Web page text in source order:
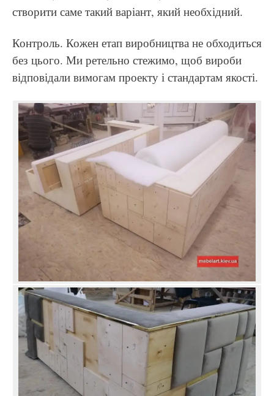
створити саме такий варіант, який необхідний.
Контроль. Кожен етап виробництва не обходиться
без цього. Ми ретельно стежимо, щоб вироби
відповідали вимогам проекту і стандартам якості.